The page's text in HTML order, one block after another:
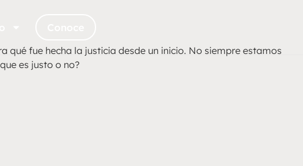
fue hecha la justicia desde un inicio. No siempre estamos
es justo o no?